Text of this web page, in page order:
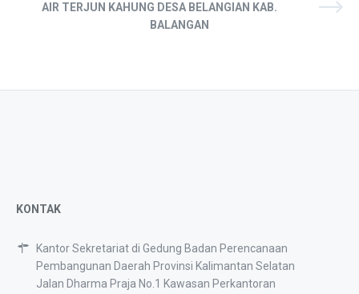
AIR TERJUN KAHUNG DESA BELANGIAN KAB.
BALANGAN
KONTAK
Kantor Sekretariat di Gedung Badan Perencanaan
Pembangunan Daerah Provinsi Kalimantan Selatan
Jalan Dharma Praja No.1 Kawasan Perkantoran